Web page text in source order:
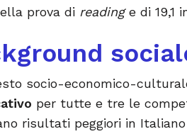
prova di readinge di 19,1
socio-economico-
per tutte e tre le
risultati peggiori in